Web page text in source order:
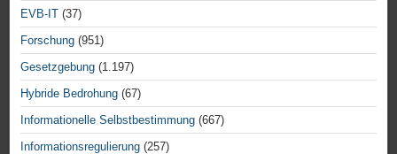
EVB-IT (37)
Forschung (951)
Gesetzgebung (1.197)
Hybride Bedrohung (67)
Informationelle Selbstbestimmung (667)
Informationsregulierung (257)